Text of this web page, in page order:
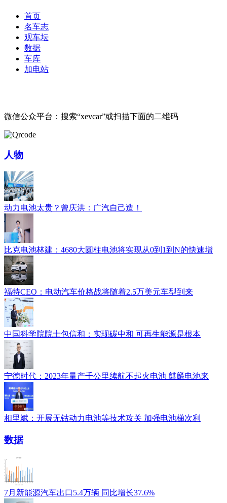
首页
名车志
观车坛
数据
车库
加电站
微信公众平台：搜索“xevcar”或扫描下面的二维码
人物
动力电池太贵？曾庆洪：广汽自己造！
比克电池林建：4680大圆柱电池将实现从0到1到N的快速增
福特CEO：电动汽车价格战将随着2.5万美元车型到来
中国科学院院士包信和：实现碳中和 可再生能源是根本
宁德时代：2023年量产千公里续航不起火电池 麒麟电池来
相里斌：开展无钴动力电池等技术攻关 加强电池梯次利
数据
7月新能源汽车出口5.4万辆 同比增长37.6%